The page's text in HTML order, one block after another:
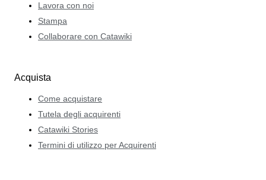
Lavora con noi
Stampa
Collaborare con Catawiki
Acquista
Come acquistare
Tutela degli acquirenti
Catawiki Stories
Termini di utilizzo per Acquirenti